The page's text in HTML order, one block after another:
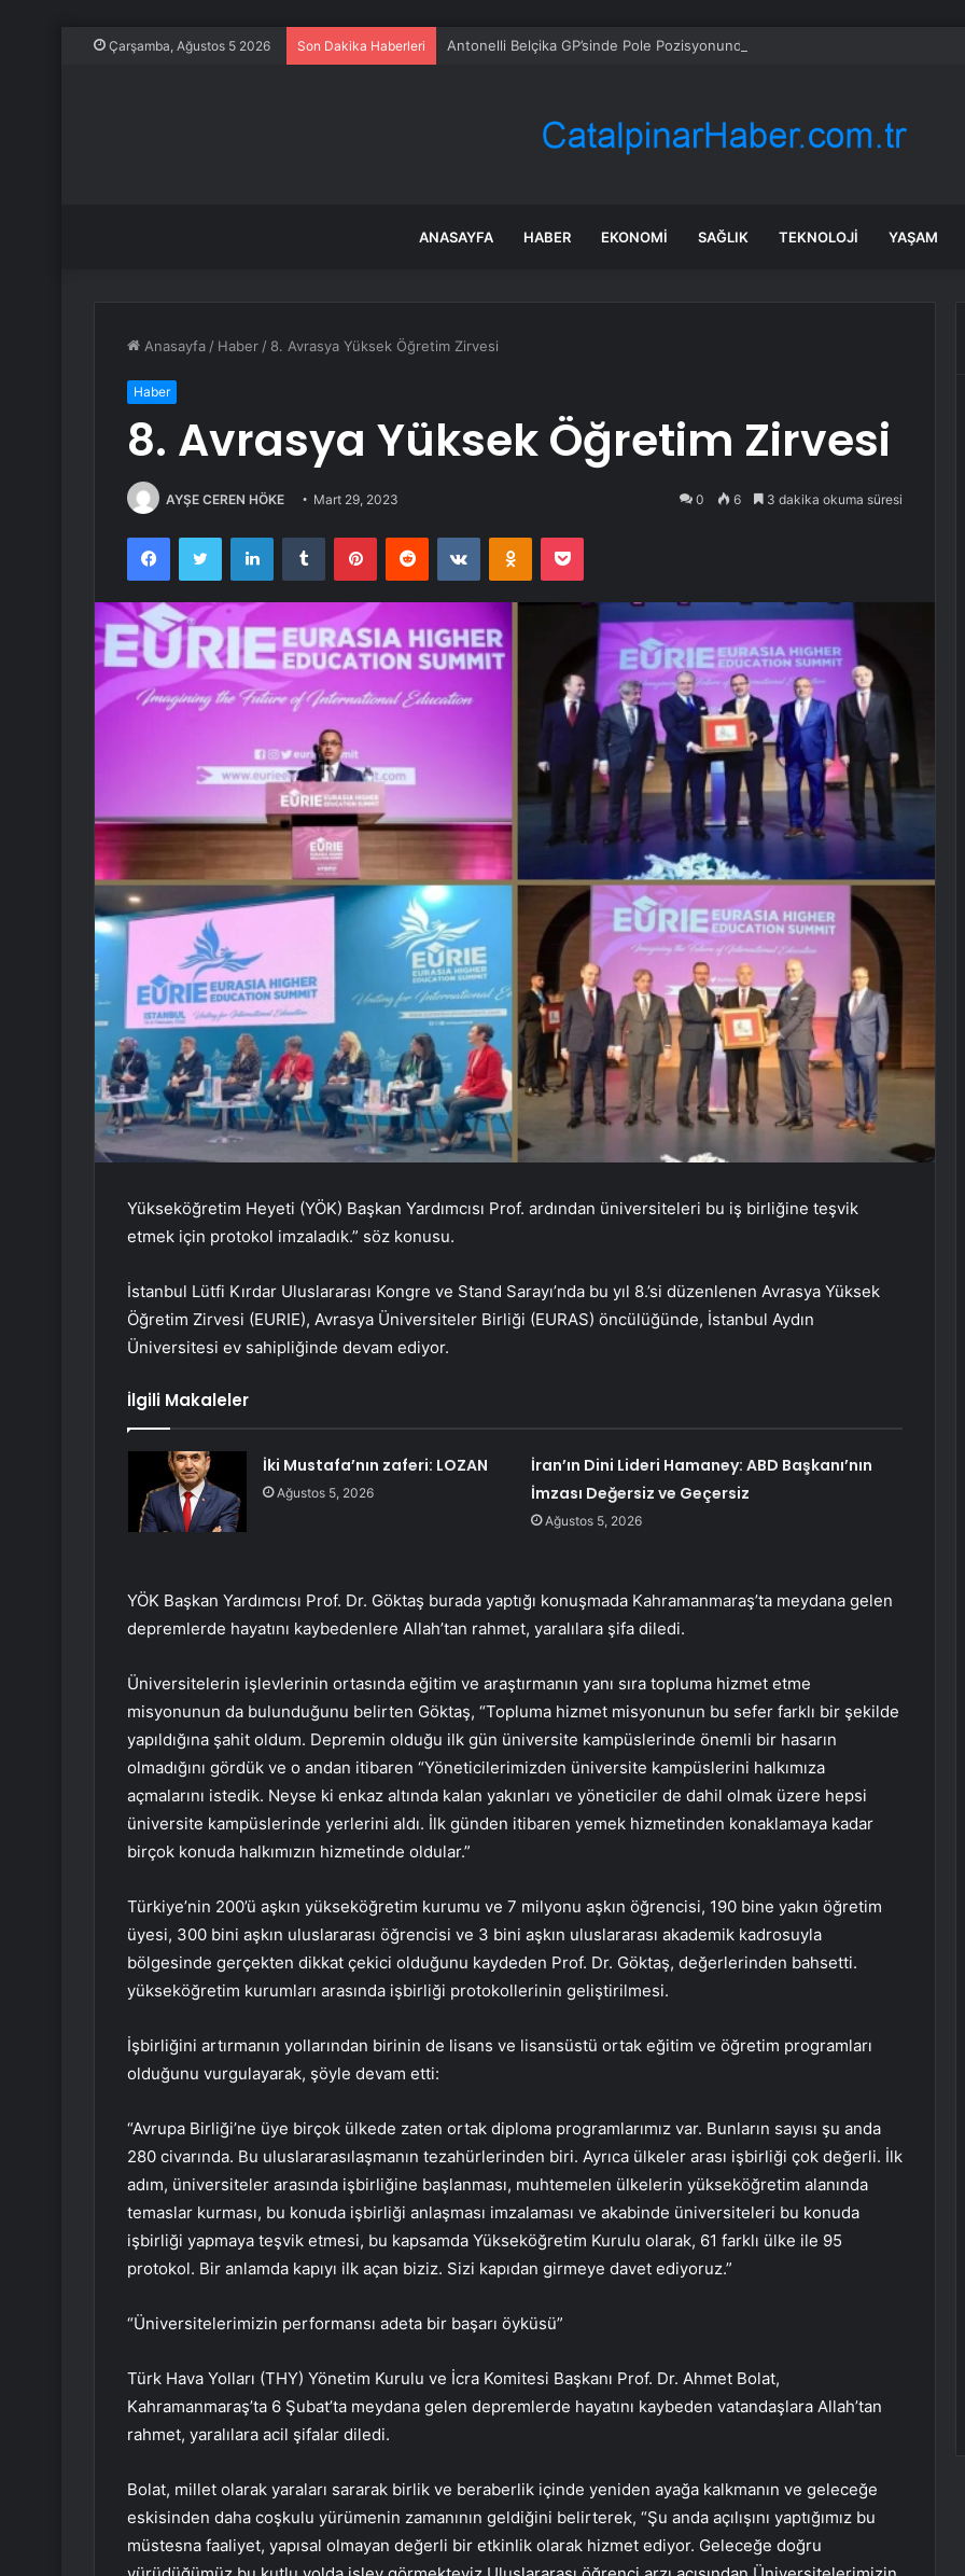
Çarşamba, Ağustos 5 2026 Son Dakika Haberleri Antonelli Belçika GP’sinde Pole Pozisyonunda
ANASAYFA HABER EKONOMI SAĞLIK TEKNOLOJI YAŞAM
Anasayfa / Haber / 8. Avrasya Yüksek Öğretim Zirvesi
Haber
8. Avrasya Yüksek Öğretim Zirvesi
AYŞE CEREN HÖKE Mart 29, 2023 0 6 3 dakika okuma süresi
FacebookTwitter LinkedInTumblr PinterestReddit VKontakteOdnoklassniki
Pocket
Yükseköğretim Heyeti (YÖK) Başkan Yardımcısı Prof. ardından üniversiteleri bu iş birliğine teşvik
etmek için protokol imzaladık.” söz konusu.
İstanbul Lütfi Kırdar Uluslararası Kongre ve Stand Sarayı’nda bu yıl 8.’si düzenlenen Avrasya Yüksek
Öğretim Zirvesi (EURIE), Avrasya Üniversiteler Birliği (EURAS) öncülüğünde, İstanbul Aydın
Üniversitesi ev sahipliğinde devam ediyor.
İlgili Makaleler
İki Mustafa’nın zaferi: LOZAN
Ağustos 5, 2026
İran’ın Dini Lideri Hamaney: ABD Başkanı’nın
İmzası Değersiz ve Geçersiz
Ağustos 5, 2026
YÖK Başkan Yardımcısı Prof. Dr. Göktaş burada yaptığı konuşmada Kahramanmaraş’ta meydana gelen
depremlerde hayatını kaybedenlere Allah’tan rahmet, yaralılara şifa diledi.
Üniversitelerin işlevlerinin ortasında eğitim ve araştırmanın yanı sıra topluma hizmet etme
misyonunun da bulunduğunu belirten Göktaş, “Topluma hizmet misyonunun bu sefer farklı bir şekilde
yapıldığına şahit oldum. Depremin olduğu ilk gün üniversite kampüslerinde önemli bir hasarın
olmadığını gördük ve o andan itibaren “Yöneticilerimizden üniversite kampüslerini halkımıza
açmalarını istedik. Neyse ki enkaz altında kalan yakınları ve yöneticiler de dahil olmak üzere hepsi
üniversite kampüslerinde yerlerini aldı. İlk günden itibaren yemek hizmetinden konaklamaya kadar
birçok konuda halkımızın hizmetinde oldular.”
Türkiye’nin 200’ü aşkın yükseköğretim kurumu ve 7 milyonu aşkın öğrencisi, 190 bine yakın öğretim
üyesi, 300 bini aşkın uluslararası öğrencisi ve 3 bini aşkın uluslararası akademik kadrosuyla
bölgesinde gerçekten dikkat çekici olduğunu kaydeden Prof. Dr. Göktaş, değerlerinden bahsetti.
yükseköğretim kurumları arasında işbirliği protokollerinin geliştirilmesi.
İşbirliğini artırmanın yollarından birinin de lisans ve lisansüstü ortak eğitim ve öğretim programları
olduğunu vurgulayarak, şöyle devam etti:
“Avrupa Birliği’ne üye birçok ülkede zaten ortak diploma programlarımız var. Bunların sayısı şu anda
280 civarında. Bu uluslararasılaşmanın tezahürlerinden biri. Ayrıca ülkeler arası işbirliği çok değerli. İlk
adım, üniversiteler arasında işbirliğine başlanması, muhtemelen ülkelerin yükseköğretim alanında
temaslar kurması, bu konuda işbirliği anlaşması imzalaması ve akabinde üniversiteleri bu konuda
işbirliği yapmaya teşvik etmesi, bu kapsamda Yükseköğretim Kurulu olarak, 61 farklı ülke ile 95
protokol. Bir anlamda kapıyı ilk açan biziz. Sizi kapıdan girmeye davet ediyoruz.”
“Üniversitelerimizin performansı adeta bir başarı öyküsü”
Türk Hava Yolları (THY) Yönetim Kurulu ve İcra Komitesi Başkanı Prof. Dr. Ahmet Bolat,
Kahramanmaraş’ta 6 Şubat’ta meydana gelen depremlerde hayatını kaybeden vatandaşlara Allah’tan
rahmet, yaralılara acil şifalar diledi.
Bolat, millet olarak yaraları sararak birlik ve beraberlik içinde yeniden ayağa kalkmanın ve geleceğe
eskisinden daha coşkulu yürümenin zamanının geldiğini belirterek, “Şu anda açılışını yaptığımız bu
müstesna faaliyet, yapısal olmayan değerli bir etkinlik olarak hizmet ediyor. Geleceğe doğru